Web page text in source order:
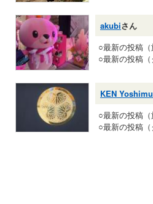
akubiさん
○最新の投稿（
○最新の投稿（
KEN
○最新の投稿（
○最新の投稿（